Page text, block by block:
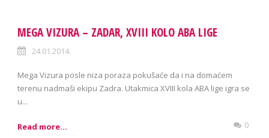
MEGA VIZURA – ZADAR, XVIII KOLO ABA LIGE
24.01.2014.
Mega Vizura posle niza poraza pokušaće da i na domaćem
terenu nadmaši ekipu Zadra. Utakmica XVIII kola ABA lige igra se
u...
Read more... 0